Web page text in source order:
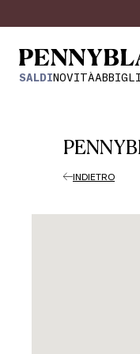
SALDINOVITÀ
INDIETRO